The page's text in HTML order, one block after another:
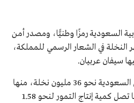
السعودية رمزًا وطنيًّا، ومصدر أمن
النخلة في الشعار الرسمي للمملكة،
سيفان عربيان.
ويبلغ عدد أشجار النخيل في السعودية نحو 36 مليون نخلة، منها
27 مليون نخلة مثمرة، فيما تصل كمية إنتاج التمور لنحو 1.58